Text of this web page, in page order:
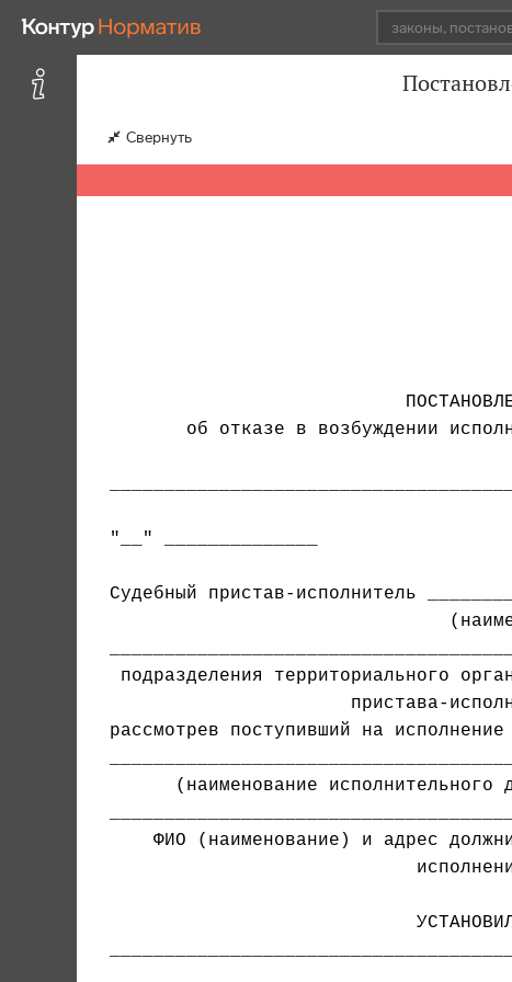
Свернуть
об отказе в возбуждении
"__" ______________
Судебный пристав-исполнитель
подразделения территориального
пристава-
рассмотрев поступивший на исполнение
(наименование исполнительного
ФИО (наименование) и адрес